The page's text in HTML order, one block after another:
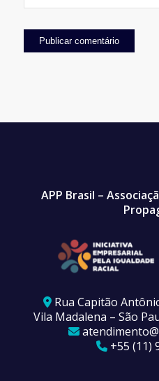
APP Brasil –
Rua Capitão
Vila Madalena – São
+55 (11)